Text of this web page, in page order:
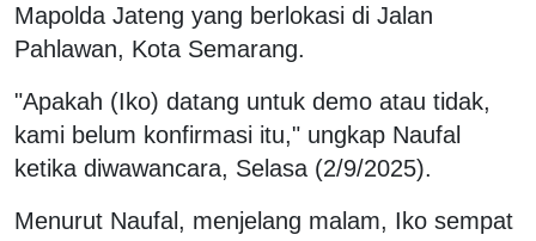
Mapolda Jateng yang berlokasi di Jalan
Pahlawan, Kota Semarang.
"Apakah (Iko) datang untuk demo atau tidak,
kami belum konfirmasi itu," ungkap Naufal
ketika diwawancara, Selasa (2/9/2025).
Menurut Naufal, menjelang malam, Iko sempat